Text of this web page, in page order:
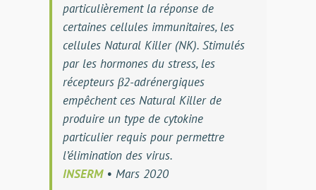
particulièrement la réponse de
certaines cellules immunitaires, les
cellules Natural Killer (NK). Stimulés
par les hormones du stress, les
récepteurs β2-adrénergiques
empêchent ces Natural Killer de
produire un type de cytokine
particulier requis pour permettre
l’élimination des virus.
INSERM• Mars 2020